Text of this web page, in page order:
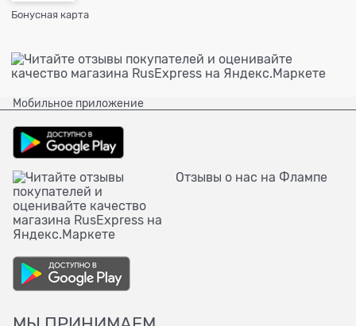
Бонусная карта
Мобильное приложение
Отзывы о нас на Флампе